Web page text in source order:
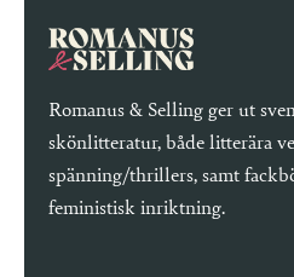
Romanus & Selling ger ut
skönlitteratur, både litterära
spänning/thrillers, samt
feministisk inriktning.